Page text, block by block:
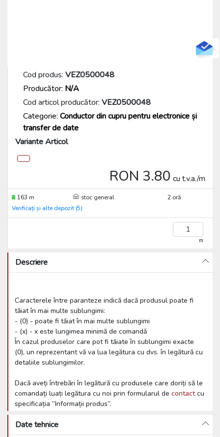
Cod produs: VEZ0500048
Producător: N/A
Cod articol producător: VEZ0500048
Categorie: Conductor din cupru pentru electronice și
transfer de date
Variante Articol
RON 3.80 cu t.v.a./m
163 m stoc general
2 oră
Verificați și alte depozit (5)
m
Descriere
Caracterele între paranteze indică dacă produsul poate fi
tăiat în mai multe sublungimi:
- (0) - poate fi tăiat în mai multe sublungimi
- (x) - x este lungimea minimă de comandă
În cazul produselor care pot fi tăiate în sublungimi exacte
(0), un reprezentant vă va lua legătura cu dvs. în legătură cu
detaliile sublungimilor.
Dacă aveți întrebări în legătură cu produsele care doriți să le
comandați luați legătura cu noi prin formularul de contactcu
specificația ”Informații produs”.
Date tehnice